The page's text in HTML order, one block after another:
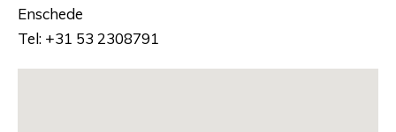
Enschede
Tel: +31 53 2308791